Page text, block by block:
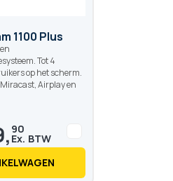
1100 Plus
Tot 4
op het scherm.
Airplay en
90